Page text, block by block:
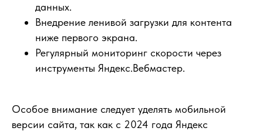
данных.
Внедрение ленивой загрузки для контента
ниже первого экрана.
Регулярный мониторинг скорости через
инструменты Яндекс.Вебмастер.
Особое внимание следует уделять мобильной
версии сайта, так как с 2024 года Яндекс